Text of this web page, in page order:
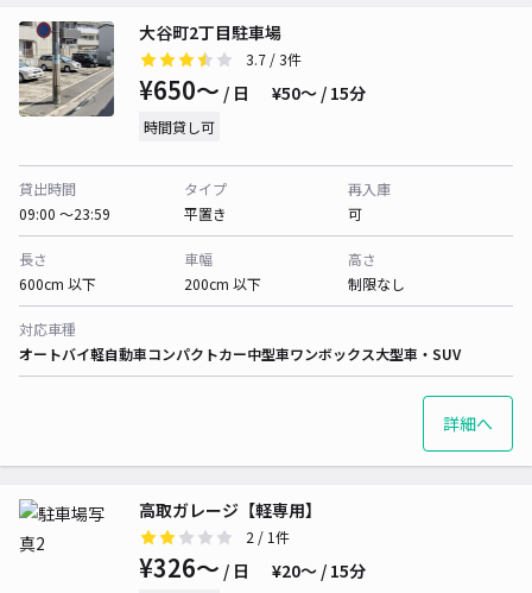
大谷町2丁目駐車場
3.7 / 3件
¥650〜 / 日 ¥50〜 / 15分
時間貸し可
貸出時間
09:00 〜23:59
タイプ
平置き
再入庫
可
長さ
600cm 以下
車幅
200cm 以下
高さ
制限なし
対応車種
オートバイ軽自動車コンパクトカー中型車ワンボックス大型車・SUV
詳細へ
高取ガレージ【軽専用】
2 / 1件
¥326〜 / 日 ¥20〜 / 15分